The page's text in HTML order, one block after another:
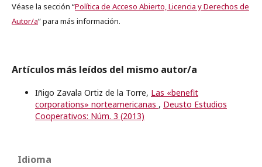
Véase la sección “Política de Acceso Abierto, Licencia y Derechos de
Autor/a” para más información.
Artículos más leídos del mismo autor/a
Iñigo Zavala Ortiz de la Torre, Las «benefit
corporations» norteamericanas , Deusto Estudios
Cooperativos: Núm. 3 (2013)
Idioma